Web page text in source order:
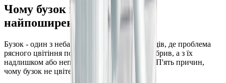
Чому бузок не цвіте: 5
найпоширеніших причин
Бузок - один з небагатьох декоративних кущів, де проблема
рясного цвітіння пов'язана не з нестачею добрив, а з їх
надлишком або неправильними термінами. П'ять причин,
чому бузок не цвіте або цвіте погано: